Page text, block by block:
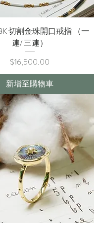
切割金珠開口戒指 （一
連/ 三連）
價格
$16,500.00
新增至購物車